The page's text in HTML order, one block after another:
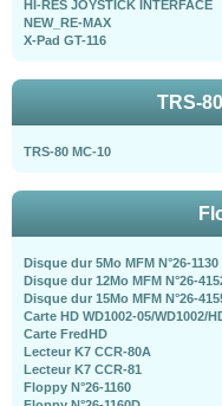
HI-RES JOYSTICK INTERFACE
NEW_RE-MAX
X-Pad GT-116
TRS-
TRS-80 MC-10
Disque dur 5Mo MFM N°26-1130
Disque dur 12Mo MFM N°26-
Disque dur 15Mo MFM N°26-
Carte HD WD1002-05/WD1002/
Carte FredHD
Lecteur K7 CCR-80A
Lecteur K7 CCR-81
Floppy N°26-1160